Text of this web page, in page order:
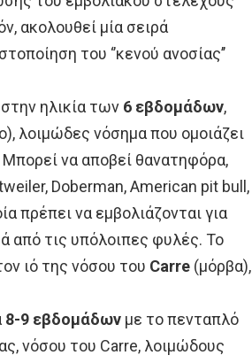
ακολουθεί μία σειρά
του ‘’κενού ανοσίας’’
ηλικία των 6 εβδομάδων,
λοιμώδες νόσημα που ομοιάζει
να αποβεί θανατηφόρα,
Doberman, American pit bull,
πρέπει να εμβολιάζονται για
από τις υπόλοιπες φυλές. Το
ιό της νόσου του Carre (μόρβα),
8-9 εβδομάδων με το πενταπλό
νόσου του Carre, λοιμώδους